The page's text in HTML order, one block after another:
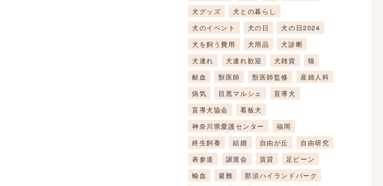
犬グッズ
犬との暮らし
犬のイベント
犬の日
犬の日2024
犬を飼う費用
犬用品
犬診断
犬連れ
犬連れ歓迎 犬雑貨
猫
献血
獣医師 獣医師監修
産婦人科
病気
目黒マルシェ
盲導犬
盲導犬協会
看板犬
神奈川県愛護センター
福岡
終生飼養
結婚 自由が丘
自由研究
表参道
譲渡会 賃貸
足ピーン
輸血
避難 那須ハイランドパーク